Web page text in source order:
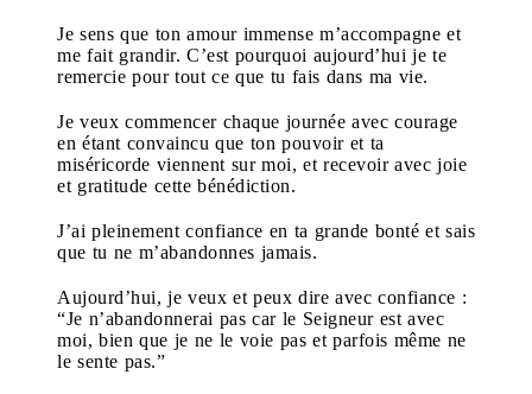
Je sens que ton amour immense m’accompagne et
me fait grandir. C’est pourquoi aujourd’hui je te
remercie pour tout ce que tu fais dans ma vie.
Je veux commencer chaque journée avec courage
en étant convaincu que ton pouvoir et ta
miséricorde viennent sur moi, et recevoir avec joie
et gratitude cette bénédiction.
J’ai pleinement confiance en ta grande bonté et sais
que tu ne m’abandonnes jamais.
Aujourd’hui, je veux et peux dire avec confiance :
“Je n’abandonnerai pas car le Seigneur est avec
moi, bien que je ne le voie pas et parfois même ne
le sente pas.”